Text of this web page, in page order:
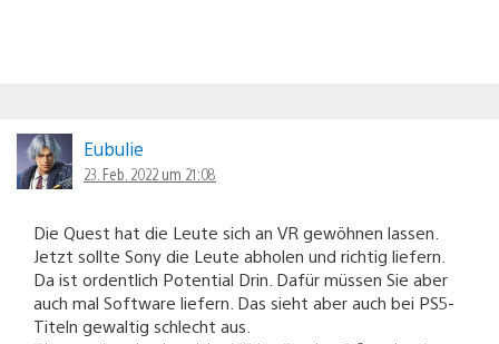
Eubulie
23. Feb. 2022 um 21:08
Die Quest hat die Leute sich an VR gewöhnen lassen.
Jetzt sollte Sony die Leute abholen und richtig liefern.
Da ist ordentlich Potential Drin. Dafür müssen Sie aber
auch mal Software liefern. Das sieht aber auch bei PS5-
Titeln gewaltig schlecht aus.